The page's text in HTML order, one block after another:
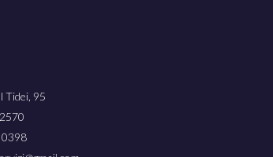
Tidei, 95